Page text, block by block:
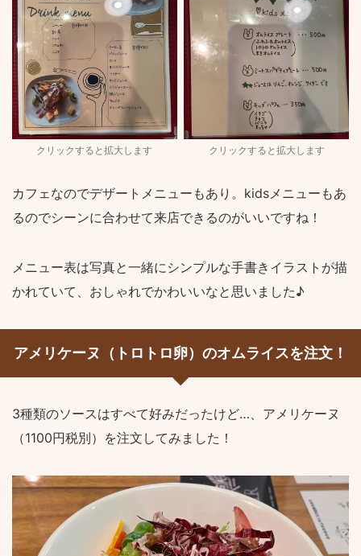
クリックすると拡大します クリックすると拡大します
カフェなのでデザートメニューもあり。kidsメニューもあ
るのでシーンに合わせて来店できるのがいいですね！
メニュー表は写真と一緒にシンプルな手書きイラストが描
かれていて、おしゃれでかわいいなと思いました♪
アメリケーヌ（トロトロ卵）のオムライスを注文！
3種類のソースはすべて好みだったけど…、アメリケーヌ
（1100円税別）を注文してみました！